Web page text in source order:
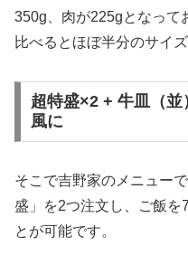
350g、肉が225gとなって
比べるとほぼ半分のサイズ
超特盛×2 + 牛皿（
風に
そこで吉野家のメニュー
盛」を2つ注文し、ご飯を
とが可能です。